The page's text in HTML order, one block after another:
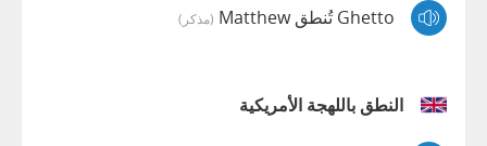
Ghetto تُنطق Matthew (مذكر)
النطق باللهجة الأمريكية